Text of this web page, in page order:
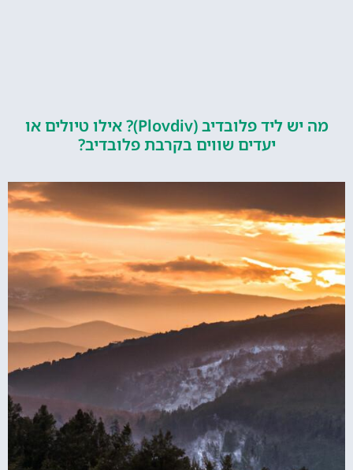
מה יש ליד פלובדיב (Plovdiv)? אילו טיולים או
יעדים שווים בקרבת פלובדיב?